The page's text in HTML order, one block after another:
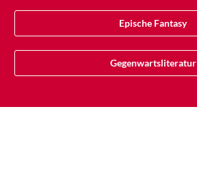
Epische Fantasy
Gegenwartsliteratur